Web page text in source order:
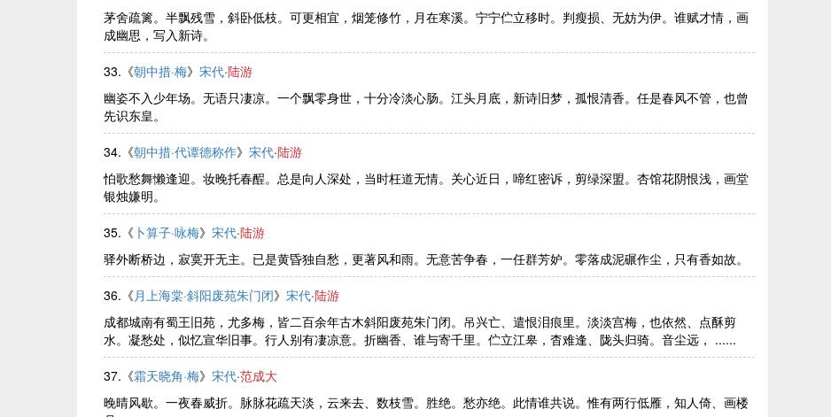
茅舍疏篱。半飘残雪，斜卧低枝。可更相宜，烟笼修竹，月在寒溪。宁宁伫立移时。判瘦损、无妨为伊。谁赋才情，画
成幽思，写入新诗。
33.《朝中措·梅》 宋代·陆游
幽姿不入少年场。无语只凄凉。一个飘零身世，十分冷淡心肠。江头月底，新诗旧梦，孤恨清香。任是春风不管，也曾
先识东皇。
34.《朝中措·代谭德称作》 宋代·陆游
怕歌愁舞懒逢迎。妆晚托春酲。总是向人深处，当时枉道无情。关心近日，啼红密诉，剪绿深盟。杏馆花阴恨浅，画堂
银烛嫌明。
35.《 卜算子·咏梅》 宋代·陆游
驿外断桥边，寂寞开无主。已是黄昏独自愁，更著风和雨。无意苦争春，一任群芳妒。零落成泥碾作尘，只有香如故。
36.《月上海棠·斜阳废苑朱门闭》 宋代·陆游
成都城南有蜀王旧苑，尤多梅，皆二百余年古木斜阳废苑朱门闭。吊兴亡、遣恨泪痕里。淡淡宫梅，也依然、点酥剪
水。凝愁处，似忆宣华旧事。行人别有凄凉意。折幽香、谁与寄千里。伫立江皋，杳难逢、陇头归骑。音尘远， ......
37.《霜天晓角·梅》 宋代·范成大
晚晴风歇。一夜春威折。脉脉花疏天淡，云来去、数枝雪。胜绝。愁亦绝。此情谁共说。惟有两行低雁，知人倚、画楼